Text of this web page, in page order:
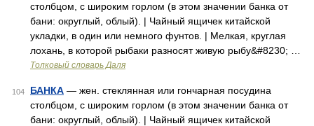
столбцом, с широким горлом (в этом значении банка от
бани: округлый, облый). | Чайный ящичек китайской
укладки, в один или немного фунтов. | Мелкая, круглая
лохань, в которой рыбаки разносят живую рыбу&#8230; …
Толковый словарь Даля
104 БАНКА — жен. стеклянная или гончарная посудина
столбцом, с широким горлом (в этом значении банка от
бани: округлый, облый). | Чайный ящичек китайской